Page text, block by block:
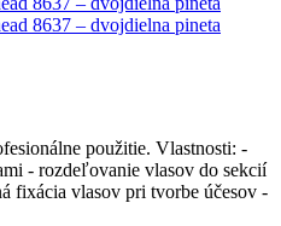
použitie. Vlastnosti: -
- rozdeľovanie vlasov do sekcií
fixácia vlasov pri tvorbe účesov -